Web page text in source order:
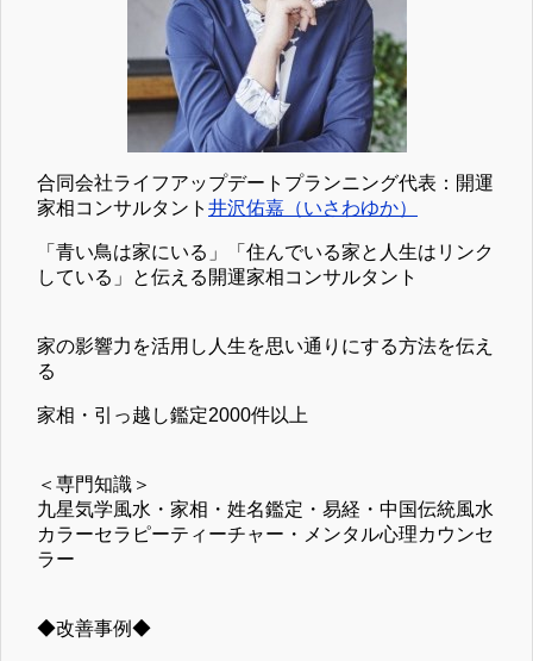
合同会社ライフアップデートプランニング代表：開運
家相コンサルタント 井沢佑嘉（いさわゆか）
「青い鳥は家にいる」「住んでいる家と人生はリンク
している」と伝える開運家相コンサルタント
家の影響力を活用し人生を思い通りにする方法を伝え
る
家相・引っ越し鑑定2000件以上
＜専門知識＞
九星気学風水・家相・姓名鑑定・易経・中国伝統風水
カラーセラピーティーチャー・メンタル心理カウンセ
ラー
◆改善事例◆